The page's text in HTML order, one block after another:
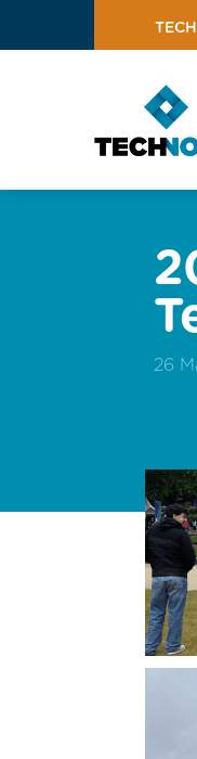
26